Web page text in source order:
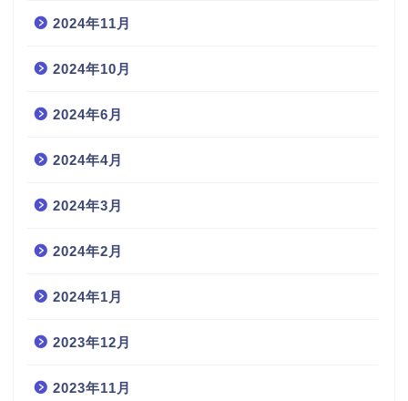
2024年11月
2024年10月
2024年6月
2024年4月
2024年3月
2024年2月
2024年1月
2023年12月
2023年11月